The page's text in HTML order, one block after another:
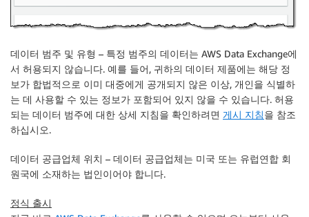
데이터 범주 및 유형 – 특정 범주의 데이터는 AWS Data Exchange에
서 허용되지 않습니다. 예를 들어, 귀하의 데이터 제품에는 해당 정
보가 합법적으로 이미 대중에게 공개되지 않은 이상, 개인을 식별하
는 데 사용할 수 있는 정보가 포함되어 있지 않을 수 있습니다. 허용
되는 데이터 범주에 대한 상세 지침을 확인하려면 게시 지침을 참조
하십시오.
데이터 공급업체 위치 – 데이터 공급업체는 미국 또는 유럽연합 회
원국에 소재하는 법인이어야 합니다.
정식 출시